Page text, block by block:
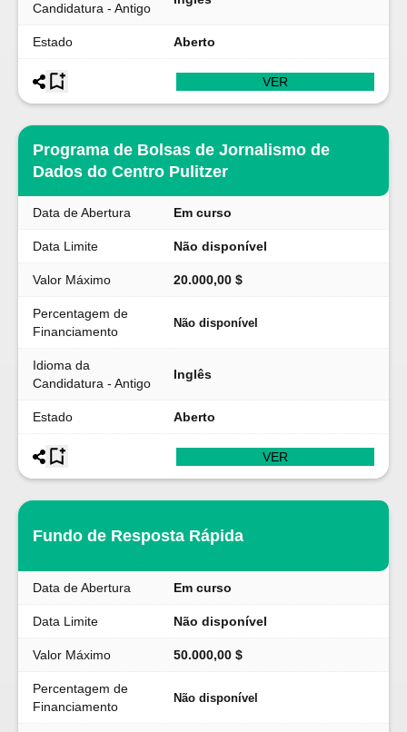
Candidatura - Antigo
Estado Aberto
VER
Programa de Bolsas de Jornalismo de
Dados do Centro Pulitzer
Data de Abertura Em curso
Data Limite Não disponível
Valor Máximo 20.000,00 $
Percentagem de
Financiamento
Não disponível
Idioma da
Candidatura - Antigo
Inglês
Estado Aberto
VER
Fundo de Resposta Rápida
Data de Abertura Em curso
Data Limite Não disponível
Valor Máximo 50.000,00 $
Percentagem de
Financiamento
Não disponível